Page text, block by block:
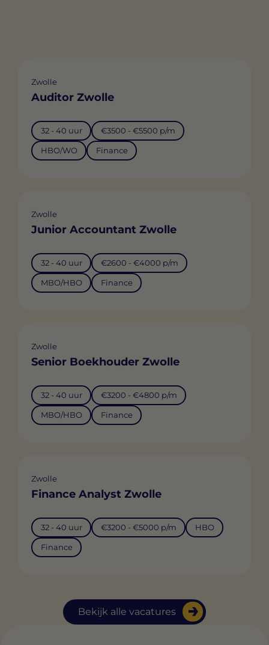
Bekijk alle vacatures
Zwolle
Auditor Zwolle
32 - 40 uur €3500 - €5500 p/m
HBO/WO Finance
Zwolle
Junior Accountant Zwolle
32 - 40 uur €2600 - €4000 p/m
MBO/HBO Finance
Zwolle
Senior Boekhouder Zwolle
32 - 40 uur €3200 - €4800 p/m
MBO/HBO Finance
Zwolle
Finance Analyst Zwolle
32 - 40 uur €3200 - €5000 p/m HBO
Finance